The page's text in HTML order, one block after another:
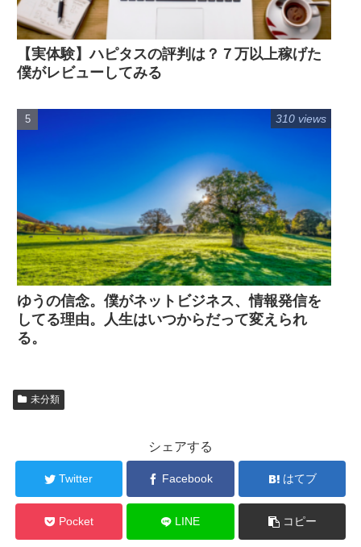
【実体験】ハピタスの評判は？７万以上稼げた
僕がレビューしてみる
ゆうの信念。僕がネットビジネス、情報発信を
してる理由。人生はいつからだって変えられ
る。
310 views
未分類
シェアする
Twitter Facebook はてブ
Pocket LINE コピー